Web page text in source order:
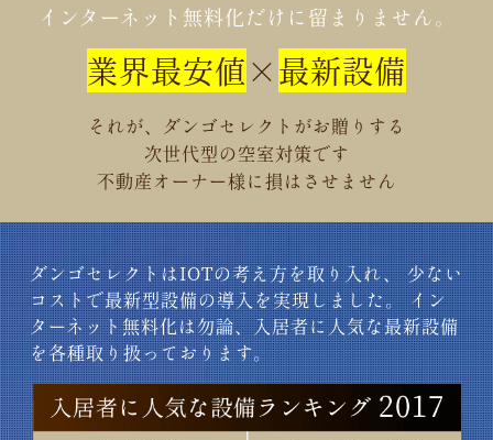
インターネット無料化だけに留まりません。
業界最安値×最新設備
それが、ダンゴセレクトがお贈りする
次世代型の空室対策です
不動産オーナー様に損はさせません
ダンゴセレクトはIOTの考え方を取り入れ、少ない
コストで最新型設備の導入を実現しました。イン
ターネット無料化は勿論、入居者に人気な最新設備
を各種取り扱っております。